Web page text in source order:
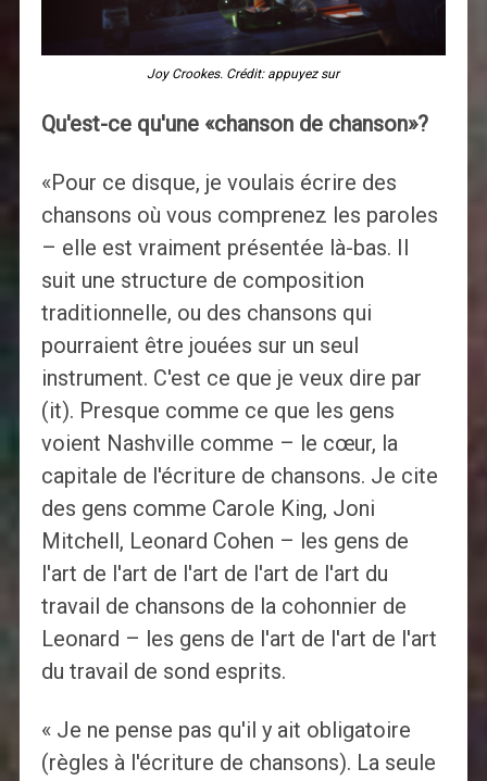
Joy Crookes. Crédit: appuyez sur
Qu'est-ce qu'une «chanson de chanson»?
«Pour ce disque, je voulais écrire des
chansons où vous comprenez les paroles
– elle est vraiment présentée là-bas. Il
suit une structure de composition
traditionnelle, ou des chansons qui
pourraient être jouées sur un seul
instrument. C'est ce que je veux dire par
(it). Presque comme ce que les gens
voient Nashville comme – le cœur, la
capitale de l'écriture de chansons. Je cite
des gens comme Carole King, Joni
Mitchell, Leonard Cohen – les gens de
l'art de l'art de l'art de l'art de l'art du
travail de chansons de la cohonnier de
Leonard – les gens de l'art de l'art de l'art
du travail de sond esprits.
« Je ne pense pas qu'il y ait obligatoire
(règles à l'écriture de chansons). La seule